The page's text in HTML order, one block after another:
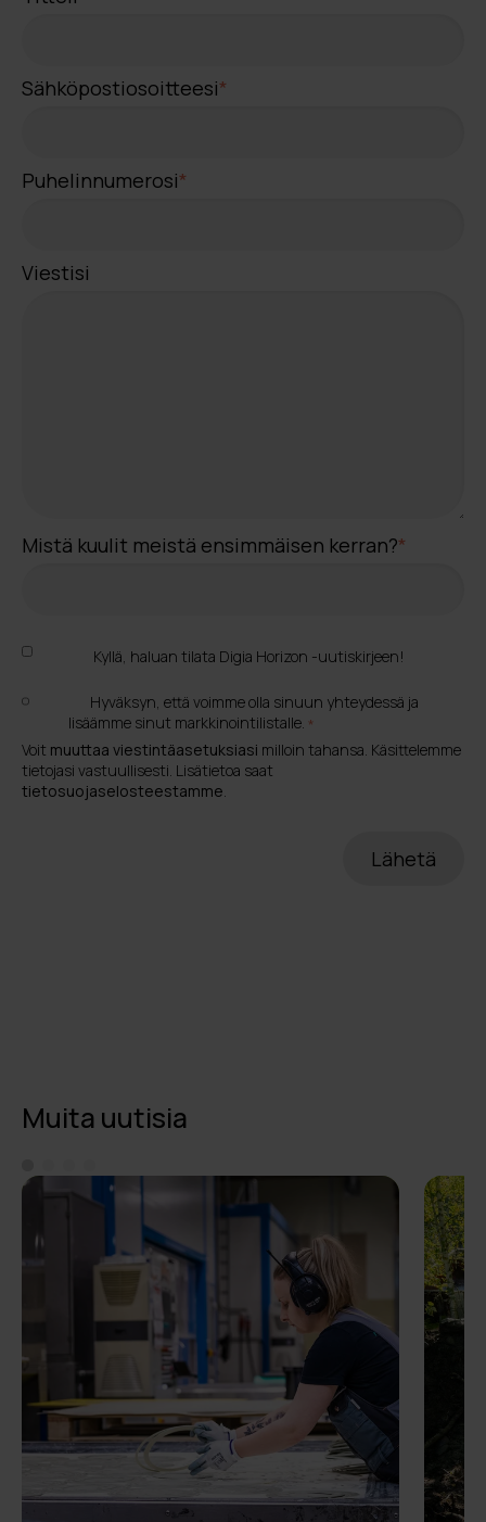
Sähköpostiosoitteesi*
Puhelinnumerosi*
Viestisi
Mistä kuulit meistä ensimmäisen kerran?*
Kyllä, haluan tilata Digia Horizon -uutiskirjeen!
Hyväksyn, että voimme olla sinuun yhteydessä ja
lisäämme sinut markkinointilistalle. *
Voit muuttaa viestintäasetuksiasi milloin tahansa. Käsittelemme
tietojasi vastuullisesti. Lisätietoa saat
tietosuojaselosteestamme
Muita uutisia